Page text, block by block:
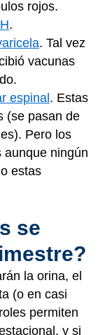
rojos.
.
. Tal vez
vacunas
espinal . Estas
(se pasan de
Pero los
aunque ningún
estas
se
la orina, el
(o en casi
permiten
y si